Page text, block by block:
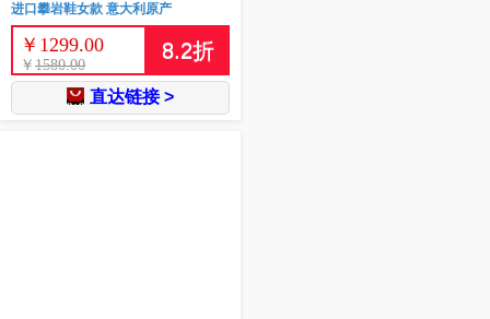
进口攀岩鞋女款 意大利原产
￥ 1299.00
￥ 1580.00
8.2折
直达链接 >